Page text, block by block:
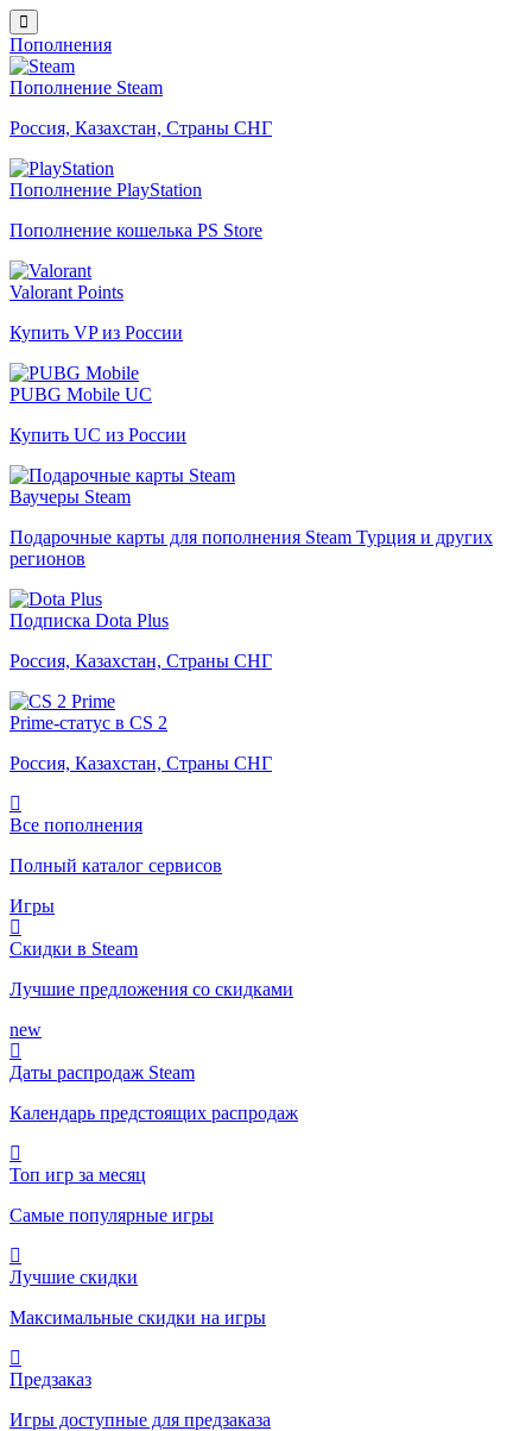
Пополнения
Пополнение Steam
Россия, Казахстан, Страны СНГ
Пополнение PlayStation
Пополнение кошелька PS Store
Valorant Points
Купить VP из России
PUBG Mobile UC
Купить UC из России
Ваучеры Steam
Подарочные карты для пополнения Steam Турция и других
регионов
Подписка Dota Plus
Россия, Казахстан, Страны СНГ
Prime-статус в CS 2
Россия, Казахстан, Страны СНГ
Все пополнения
Полный каталог сервисов
Игры
Скидки в Steam
Лучшие предложения со скидками
new
Даты распродаж Steam
Календарь предстоящих распродаж
Топ игр за месяц
Самые популярные игры
Лучшие скидки
Максимальные скидки на игры
Предзаказ
Игры доступные для предзаказа